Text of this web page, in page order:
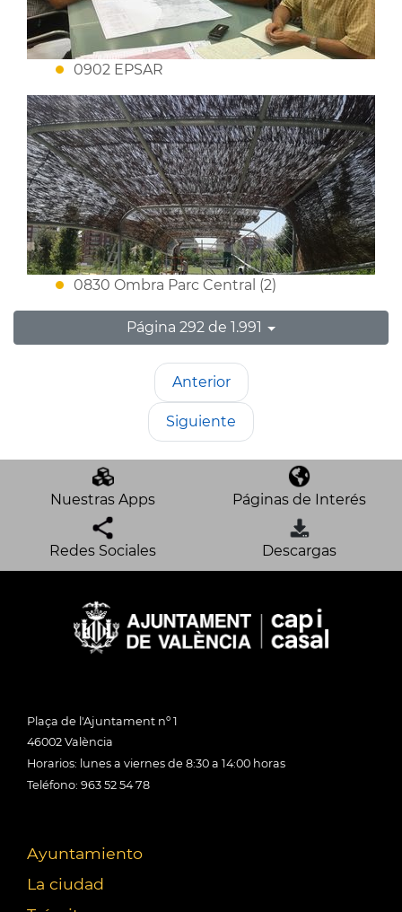
0902 EPSAR
0830 Ombra Parc Central (2)
Página 292 de 1.991
Anterior
Siguiente
Nuestras Apps Páginas de Interés
Redes Sociales Descargas
Plaça de l'Ajuntament nº 1
46002 València
Horarios: lunes a viernes de 8:30 a 14:00 horas
Teléfono: 963 52 54 78
Ayuntamiento
La ciudad